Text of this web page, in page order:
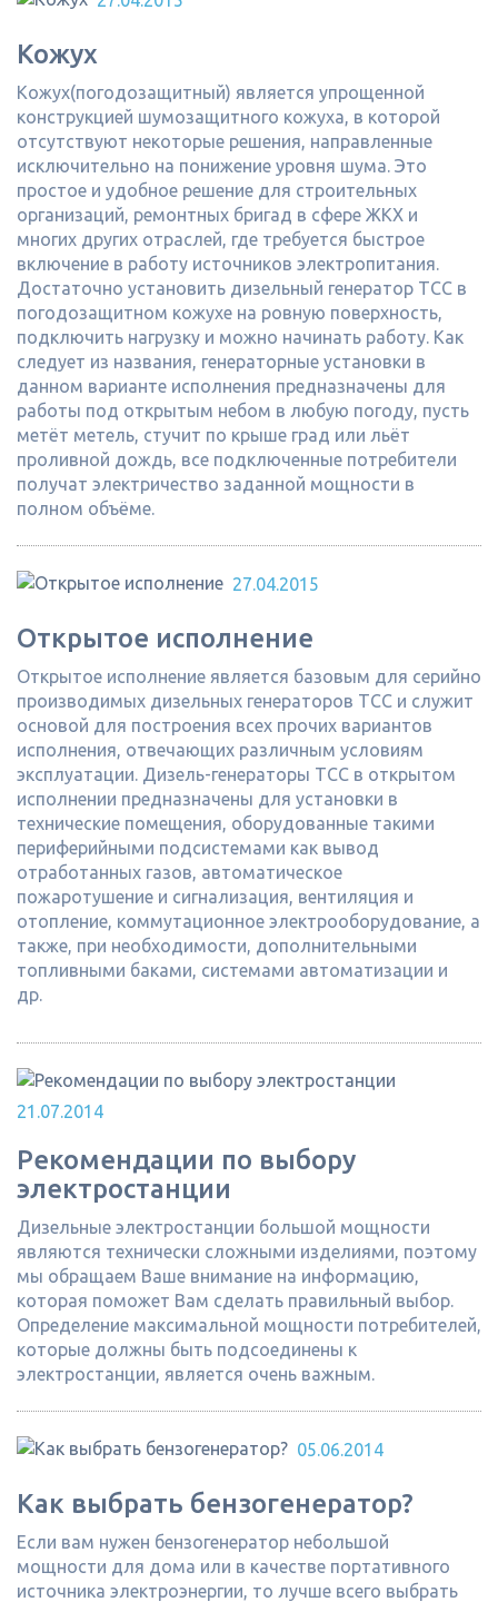
Кожух
Кожух(погодозащитный) является упрощенной
конструкцией шумозащитного кожуха, в которой
отсутствуют некоторые решения, направленные
исключительно на понижение уровня шума. Это
простое и удобное решение для строительных
организаций, ремонтных бригад в сфере ЖКХ и
многих других отраслей, где требуется быстрое
включение в работу источников электропитания.
Достаточно установить дизельный генератор ТСС в
погодозащитном кожухе на ровную поверхность,
подключить нагрузку и можно начинать работу. Как
следует из названия, генераторные установки в
данном варианте исполнения предназначены для
работы под открытым небом в любую погоду, пусть
метёт метель, стучит по крыше град или льёт
проливной дождь, все подключенные потребители
получат электричество заданной мощности в
полном объёме.
27.04.2015
Открытое исполнение
Открытое исполнение является базовым для серийно
производимых дизельных генераторов ТСС и служит
основой для построения всех прочих вариантов
исполнения, отвечающих различным условиям
эксплуатации. Дизель-генераторы ТСС в открытом
исполнении предназначены для установки в
технические помещения, оборудованные такими
периферийными подсистемами как вывод
отработанных газов, автоматическое
пожаротушение и сигнализация, вентиляция и
отопление, коммутационное электрооборудование, а
также, при необходимости, дополнительными
топливными баками, системами автоматизации и
др.
21.07.2014
Рекомендации по выбору
электростанции
Дизельные электростанции большой мощности
являются технически сложными изделиями, поэтому
мы обращаем Ваше внимание на информацию,
которая поможет Вам сделать правильный выбор.
Определение максимальной мощности потребителей,
которые должны быть подсоединены к
электростанции, является очень важным.
05.06.2014
Как выбрать бензогенератор?
Если вам нужен бензогенератор небольшой
мощности для дома или в качестве портативного
источника электроэнергии, то лучше всего выбрать